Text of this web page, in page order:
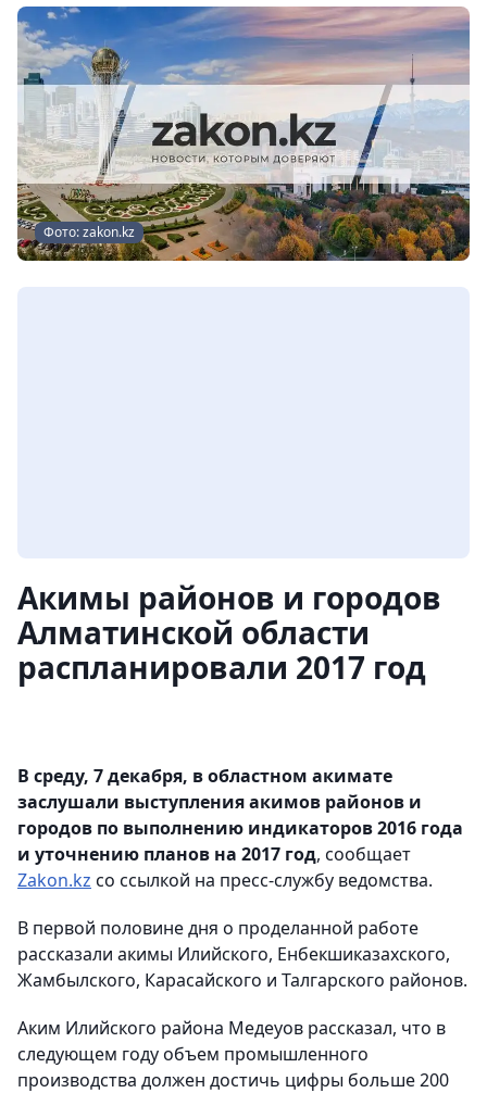
Фото: zakon.kz
Акимы районов и городов
Алматинской области
распланировали 2017 год
В среду, 7 декабря, в областном акимате
заслушали выступления акимов районов и
городов по выполнению индикаторов 2016 года
и уточнению планов на 2017 год, сообщает
Zakon.kz со ссылкой на пресс-службу ведомства.
В первой половине дня о проделанной работе
рассказали акимы Илийского, Енбекшиказахского,
Жамбылского, Карасайского и Талгарского районов.
Аким Илийского района Медеуов рассказал, что в
следующем году объем промышленного
производства должен достичь цифры больше 200